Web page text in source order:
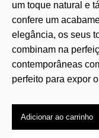
um toque natural e
confere um
elegância, os seus
combinam na
contemporâneas
perfeito para expor
Adicionar ao carrinho